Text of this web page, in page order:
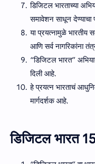
डिजिटल भारताच्या
समावेशन साधून देण्याचा
या प्रयत्नामुळे भारतीय
आणि सर्व नागरिकांना
“डिजिटल भारत”
दिली आहे.
हे प्रयत्न भारताचं
मार्गदर्शक आहे.
डिजिटल भारत